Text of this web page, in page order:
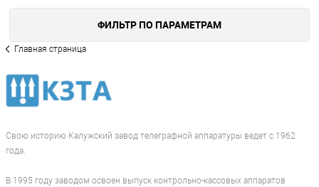
ФИЛЬТР ПО ПАРАМЕТРАМ
Главная страница
Свою историю Калужский завод телеграфной аппаратуры ведет с 1962
года.
В 1995 году заводом освоен выпуск контрольно-кассовых аппаратов